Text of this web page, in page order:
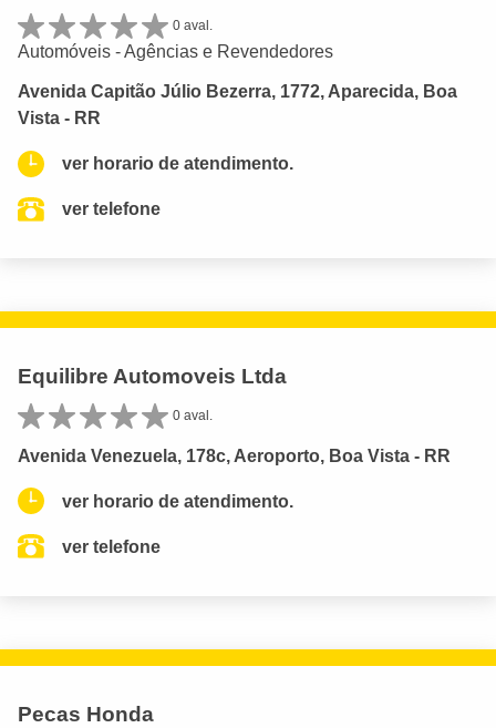
0 aval.
Automóveis - Agências e Revendedores
Avenida Capitão Júlio Bezerra, 1772, Aparecida, Boa
Vista - RR
ver horario de atendimento.
ver telefone
Equilibre Automoveis Ltda
0 aval.
Avenida Venezuela, 178c, Aeroporto, Boa Vista - RR
ver horario de atendimento.
ver telefone
Pecas Honda